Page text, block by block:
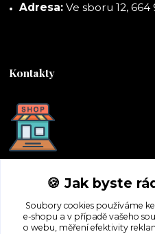
Adresa: Ve sboru 12, 664
Kontakty
+420 777 247 722
(Po-Pá, 8-16 hod.)
🍪 Jak byste
Soubory cookies používáme
e-shopu a v případě vašeho
o webu, měření efektivity